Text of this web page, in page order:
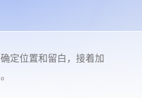
定位置和留白，接着加